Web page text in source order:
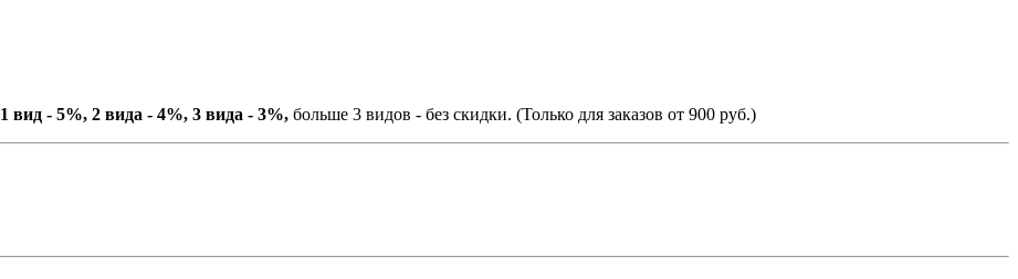
1 вид - 5%, 2 вида - 4%, 3 вида - 3%, больше 3 видов - без скидки. (Только для заказов от 900 руб.)